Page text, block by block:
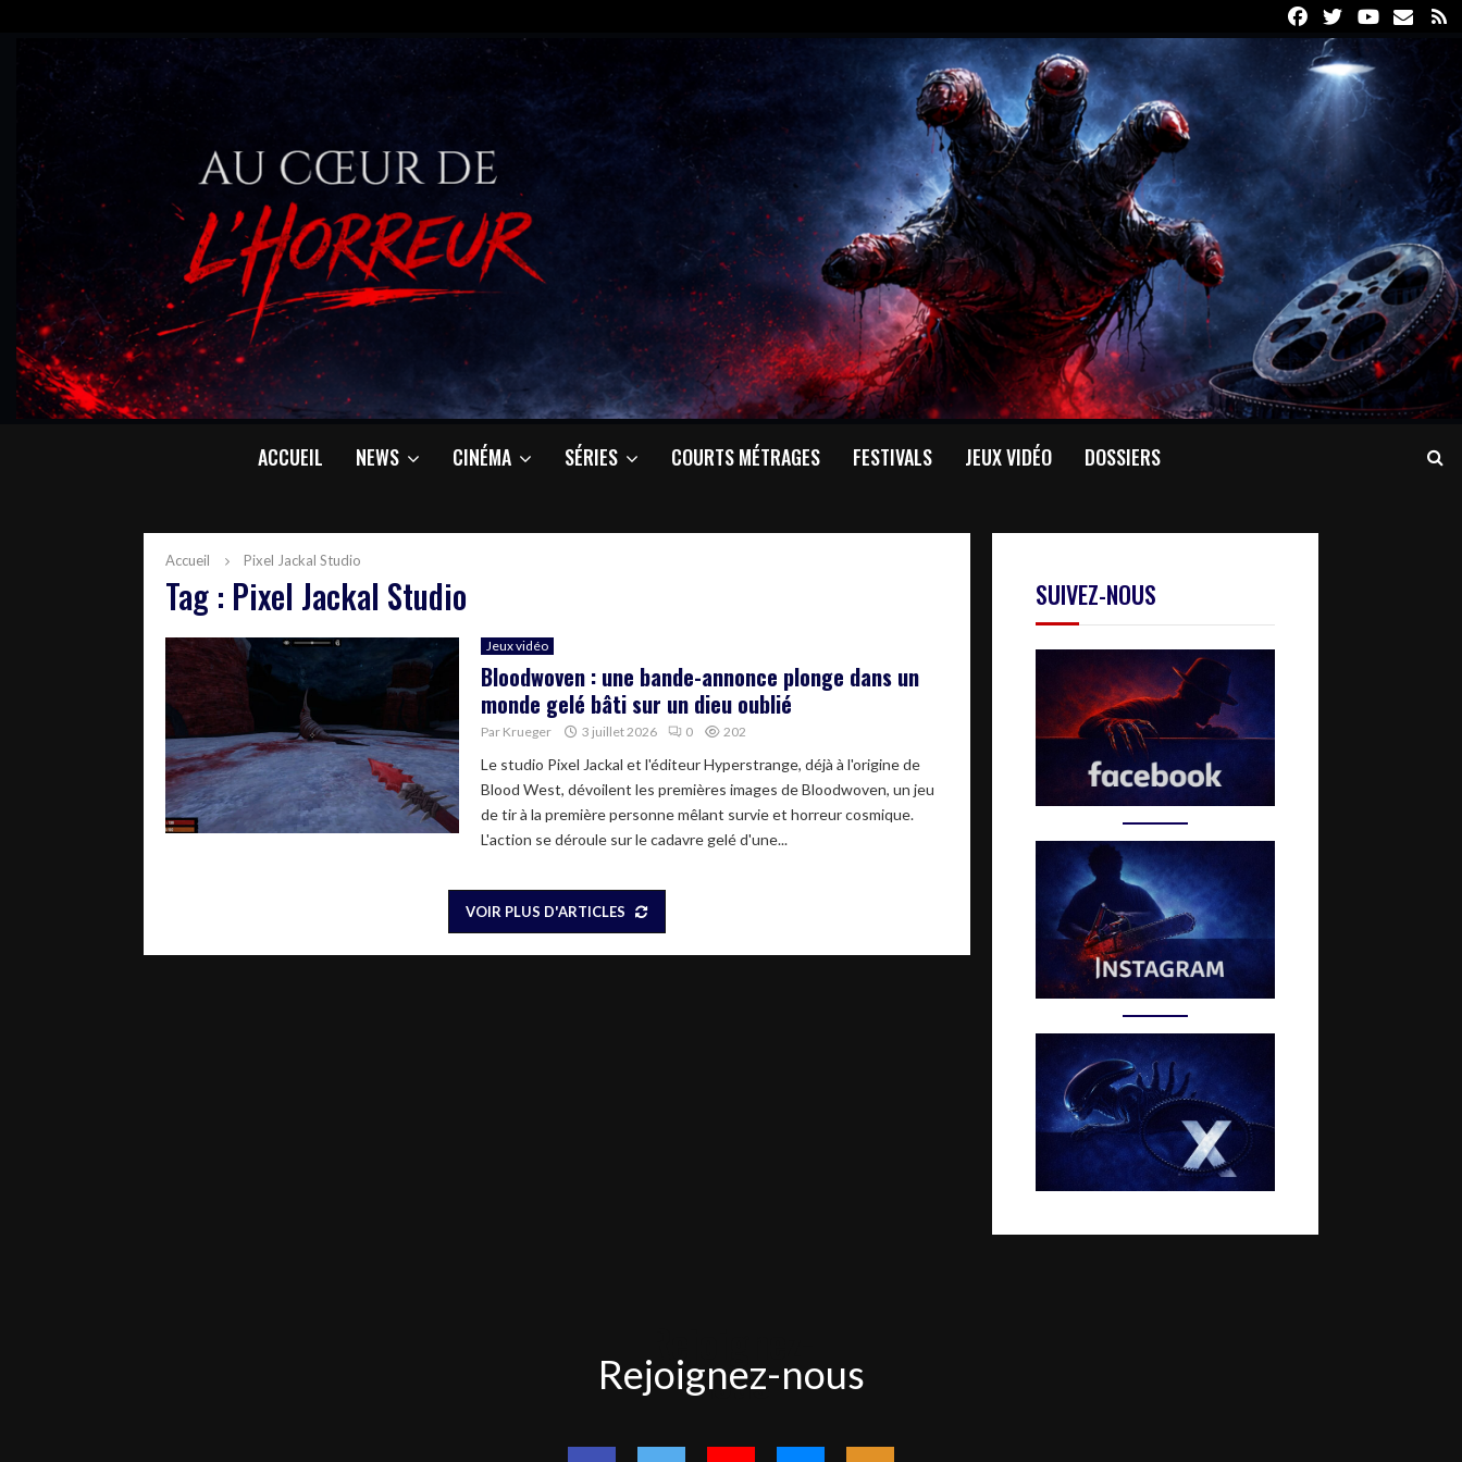
FacebookTwitterYoutube
Email
ACCUEIL NEWS CINÉMA SÉRIES COURTS MÉTRAGES FESTIVALS JEUX VIDÉO DOSSIERS
Accueil Pixel Jackal Studio
Tag : Pixel Jackal Studio
Jeux vidéo
Bloodwoven : une bande-annonce plonge dans un
monde gelé bâti sur un dieu oublié
Par Krueger 3 juillet 2026 0 202
Le studio Pixel Jackal et l'éditeur Hyperstrange, déjà à l'origine de
Blood West, dévoilent les premières images de Bloodwoven, un jeu
de tir à la première personne mêlant survie et horreur cosmique.
L'action se déroule sur le cadavre gelé d'une...
VOIR PLUS D'ARTICLES
SUIVEZ-NOUS
nous
Rejoignez-nous